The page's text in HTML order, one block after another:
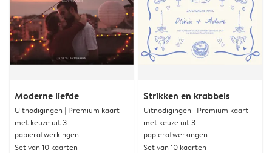
Moderne liefde
Uitnodigingen | Premium kaart
met keuze uit 3
papierafwerkingen
Set van 10 kaarten
Strikken en krabbels
Uitnodigingen | Premium kaart
met keuze uit 3
papierafwerkingen
Set van 10 kaarten